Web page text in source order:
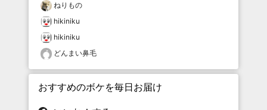
ねりもの
hikiniku
hikiniku
どんまい鼻毛
おすすめのボケを毎日お届け